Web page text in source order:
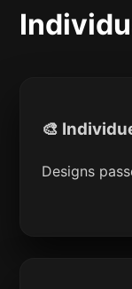
🎨
Designs